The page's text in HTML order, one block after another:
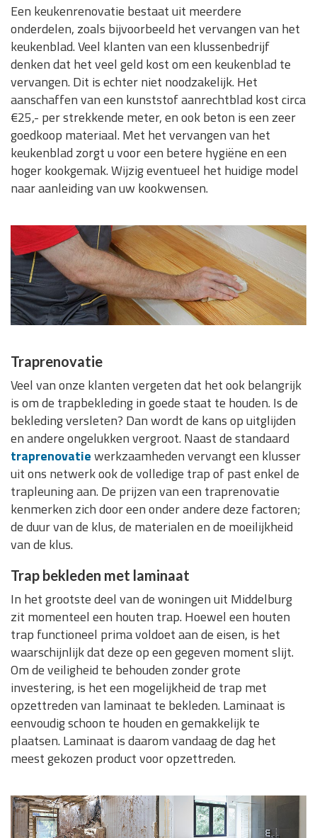
Een keukenrenovatie bestaat uit meerdere
onderdelen, zoals bijvoorbeeld het vervangen van het
keukenblad. Veel klanten van een klussenbedrijf
denken dat het veel geld kost om een keukenblad te
vervangen. Dit is echter niet noodzakelijk. Het
aanschaffen van een kunststof aanrechtblad kost circa
€25,- per strekkende meter, en ook beton is een zeer
goedkoop materiaal. Met het vervangen van het
keukenblad zorgt u voor een betere hygiëne en een
hoger kookgemak. Wijzig eventueel het huidige model
naar aanleiding van uw kookwensen.
Traprenovatie
Veel van onze klanten vergeten dat het ook belangrijk
is om de trapbekleding in goede staat te houden. Is de
bekleding versleten? Dan wordt de kans op uitglijden
en andere ongelukken vergroot. Naast de standaard
traprenovatiewerkzaamheden vervangt een klusser
uit ons netwerk ook de volledige trap of past enkel de
trapleuning aan. De prijzen van een traprenovatie
kenmerken zich door een onder andere deze factoren;
de duur van de klus, de materialen en de moeilijkheid
van de klus.
Trap bekleden met laminaat
In het grootste deel van de woningen uit Middelburg
zit momenteel een houten trap. Hoewel een houten
trap functioneel prima voldoet aan de eisen, is het
waarschijnlijk dat deze op een gegeven moment slijt.
Om de veiligheid te behouden zonder grote
investering, is het een mogelijkheid de trap met
opzettreden van laminaat te bekleden. Laminaat is
eenvoudig schoon te houden en gemakkelijk te
plaatsen. Laminaat is daarom vandaag de dag het
meest gekozen product voor opzettreden.